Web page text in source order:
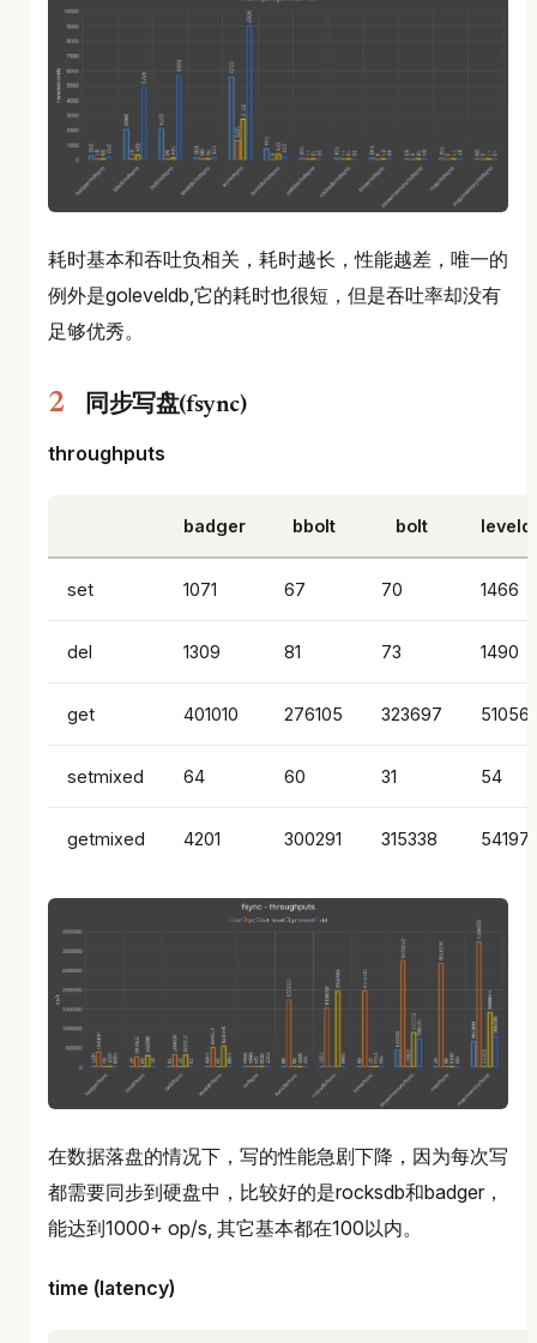
耗时基本和吞吐负相关，耗时越长，性能越差，唯一的
例外是goleveldb,它的耗时也很短，但是吞吐率却没有
足够优秀。
同步写盘(fsync)
throughputs
badger bbolt bolt
set 1071 67 70 1466
del 1309 81 73 1490
get 401010 276105 323697
setmixed 64 60 31 54
getmixed 4201 300291 315338
在数据落盘的情况下，写的性能急剧下降，因为每次写
都需要同步到硬盘中，比较好的是rocksdb和badger，
能达到1000+ op/s, 其它基本都在100以内。
time (latency)